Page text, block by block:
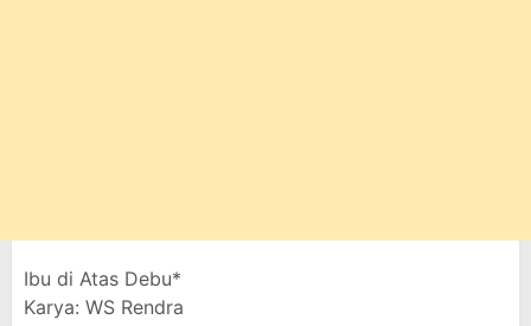
Ibu di Atas Debu*
Karya: WS Rendra